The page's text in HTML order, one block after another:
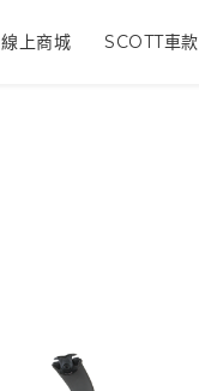
線上商城 SCOTT車款